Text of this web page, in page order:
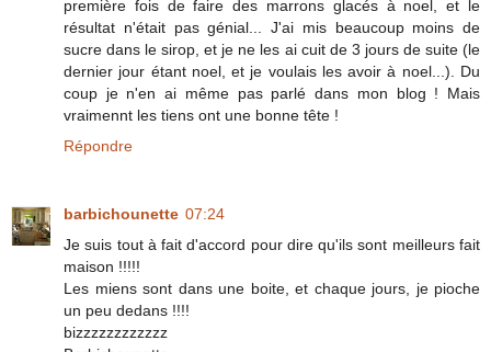
première fois de faire des marrons glacés à noel, et le
résultat n'était pas génial... J'ai mis beaucoup moins de
sucre dans le sirop, et je ne les ai cuit de 3 jours de suite (le
dernier jour étant noel, et je voulais les avoir à noel...). Du
coup je n'en ai même pas parlé dans mon blog ! Mais
vraimennt les tiens ont une bonne tête !
Répondre
barbichounette 07:24
Je suis tout à fait d'accord pour dire qu'ils sont meilleurs fait
maison !!!!!
Les miens sont dans une boite, et chaque jours, je pioche
un peu dedans !!!!
bizzzzzzzzzzzz